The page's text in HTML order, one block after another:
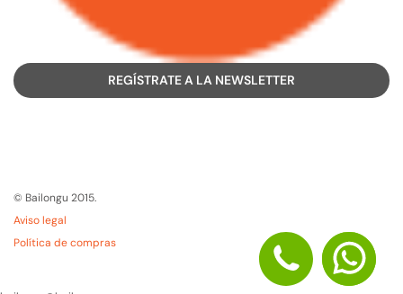
REGÍSTRATE A LA NEWSLETTER
© Bailongu 2015.
Aviso legal
Política de compras